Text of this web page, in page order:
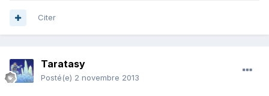
Citer
Taratasy
Posté(e) 2 novembre 2013